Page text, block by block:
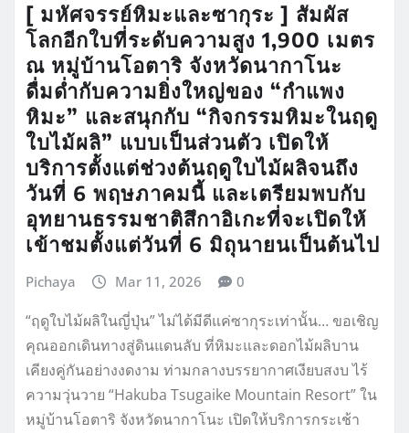
[ มหัศจรรย์หิมะและซากุระ ] สัมผัส
โลกอีกใบที่ระดับความสูง 1,900 เมตร
ณ หมู่บ้านโอตาริ จังหวัดนากาโนะ
ดื่มด่ำกับความยิ่งใหญ่ของ “กำแพง
หิมะ” และสนุกกับ “กิจกรรมหิมะในฤดู
ใบไม้ผลิ” แบบเป็นส่วนตัว เปิดให้
บริการตั้งแต่ช่วงต้นฤดูใบไม้ผลิจนถึง
วันที่ 6 พฤษภาคมนี้ และเตรียมพบกับ
อุทยานธรรมชาติสึกาอิเกะที่จะเปิดให้
เข้าชมตั้งแต่วันที่ 6 มิถุนายนเป็นต้นไป
Pichaya Mar 11, 2026 0
“ฤดูใบไม้ผลิในญี่ปุ่น” ไม่ได้มีดีแค่ซากุระเท่านั้น… ขอเชิญ
คุณออกเดินทางสู่ดินแดนลับ ที่หิมะและดอกไม้ผลิบาน
เคียงคู่กันอย่างงดงาม ท่ามกลางบรรยากาศเงียบสงบ ไร้
ความวุ่นวาย “Hakuba Tsugaike Mountain Resort” ใน
หมู่บ้านโอตาริ จังหวัดนากาโนะ เปิดให้บริการกระเช้า